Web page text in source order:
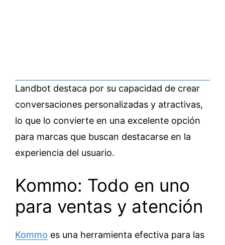
Landbot destaca por su capacidad de crear
conversaciones personalizadas y atractivas,
lo que lo convierte en una excelente opción
para marcas que buscan destacarse en la
experiencia del usuario.
Kommo: Todo en uno
para ventas y atención
Kommo es una herramienta efectiva para las